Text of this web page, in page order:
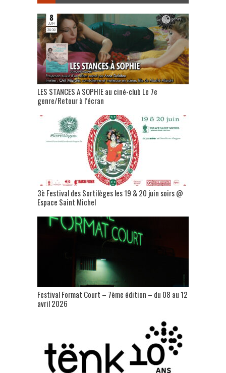
LES STANCES A SOPHIE au ciné-club Le 7e
genre/Retour à l’écran
3è Festival des Sortilèges les 19 & 20 juin soirs @
Espace Saint Michel
Festival Format Court – 7ème édition – du 08 au 12
avril 2026